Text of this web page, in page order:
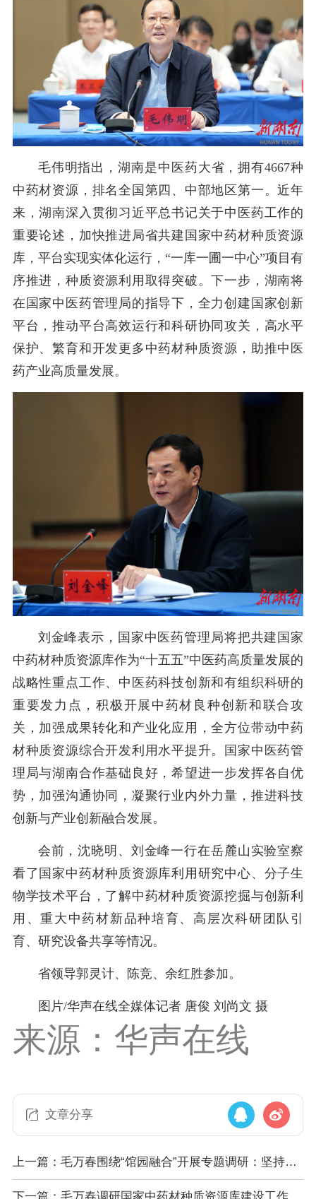
毛伟明指出，湖南是中医药大省，拥有4667种
中药材资源 ， 排名全国第四、中部地区第一。近年
来，湖南深入贯彻习近平总书记关于中医药工作的
重要论述，加快推进局省共建国家中药材种质资源
库，平台实现实体化运行， “一库一圃一中心”项目有
序推进，种质资源利用取得突破。下一步，湖南将
在国家中医药管理局的指导下，全力创建国家创新
平台，推动平台高效运行和科研协同攻关，高水平
保护、繁育和开发更多中药材种质资源，助推中医
药产业高质量发展。
刘金峰表示，国家中医药管理局将把共建国家
中药材种质资源库作为“十五五”中医药高质量发展的
战略性重点工作、中医药科技创新和有组织科研的
重要发力点，积极开展中药材良种创新和联合攻
关，加强成果转化和产业化应用，全方位带动中药
材种质资源综合开发利用水平提升。国家中医药管
理局与湖南合作基础良好，希望进一步发挥各自优
势，加强沟通协同，凝聚行业内外力量，推进科技
创新与产业创新融合发展。
会前，沈晓明、刘金峰一行在岳麓山实验室察
看了国家中药材种质资源库利用研究中心、分子生
物学技术平台，了解中药材种质资源挖掘与创新利
用、重大中药材新品种培育、高层次科研团队引
育、研究设备共享等情况。
省领导郭灵计、陈竞、余红胜参加。
图片/华声在线全媒体记者 唐俊 刘尚文 摄
来源：华声在线
文章分享
上一篇：毛万春围绕“馆园融合”开展专题调研：坚持服
务惠民理念 更好服务城市文化软实力提升